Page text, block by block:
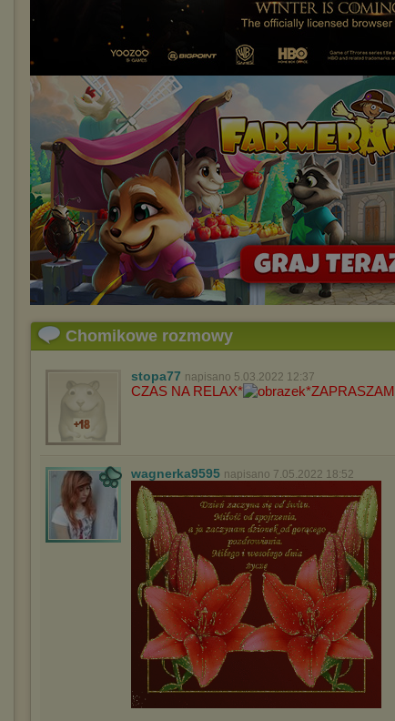
Chomikowe rozmowy
stopa77 napisano 5.03.2022 12:37
CZAS NA RELAX* *ZAPRASZAM
wagnerka9595 napisano 7.05.2022 18:52